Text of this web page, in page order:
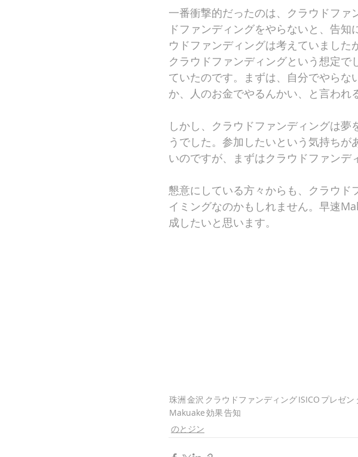
一番衝撃的だったのは、クラウドフ
ドファンディングをやらないと、告
ウドファンディングは考えていまし
クラウドファンディングという想定
ていたのです。まずは、自分でやらな
か、人のお金でやるんかい、と言われ
しかし、クラウドファンディングは
うでした。参加したいという気持ち
いのですが、まずはクラウドファンデ
懇意にしている方々からも、クラウド
イミングなのかもしれません。早速
成したいと思います。
珠洲金沢 クラウドファンディングISICO プレゼン
Makuake効果告知
のとジン